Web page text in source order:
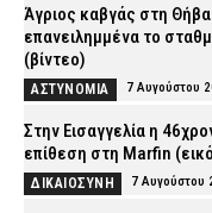
Άγριος καβγάς στη
επανειλημμένα το
(βίντεο)
ΑΣΤΥΝΟΜΙΑ 7 Αυγούστου
Στην Εισαγγελία η
επίθεση στη Marfin
ΔΙΚΑΙΟΣΥΝΗ 7 Αυγούστου